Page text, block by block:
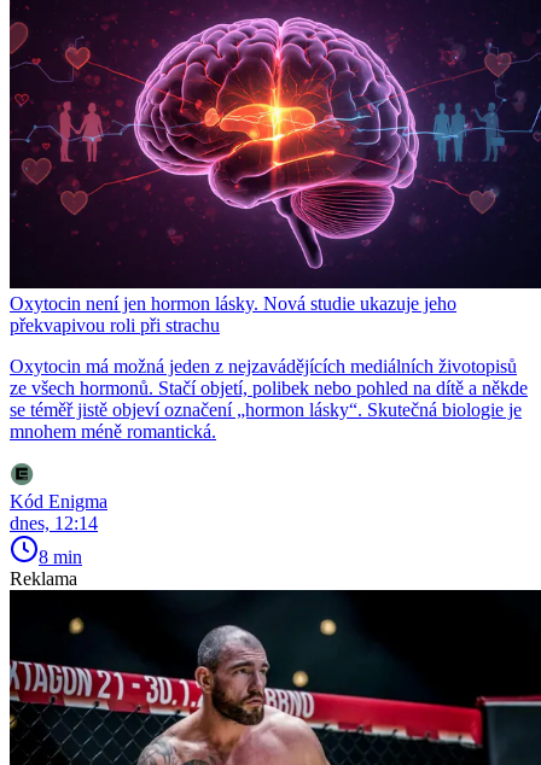
Oxytocin není jen hormon lásky. Nová studie ukazuje jeho
překvapivou roli při strachu
Oxytocin má možná jeden z nejzavádějících mediálních životopisů
ze všech hormonů. Stačí objetí, polibek nebo pohled na dítě a někde
se téměř jistě objeví označení „hormon lásky“. Skutečná biologie je
mnohem méně romantická.
Kód Enigma
dnes, 12:14
8 min
Reklama